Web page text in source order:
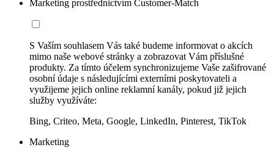
Marketing prostřednictvím Customer-Match
S Vaším souhlasem Vás také budeme informovat o akcích
mimo naše webové stránky a zobrazovat Vám příslušné
produkty. Za tímto účelem synchronizujeme Vaše zašifrované
osobní údaje s následujícími externími poskytovateli a
využijeme jejich online reklamní kanály, pokud již jejich
služby využíváte:
Bing, Criteo, Meta, Google, LinkedIn, Pinterest, TikTok
Marketing